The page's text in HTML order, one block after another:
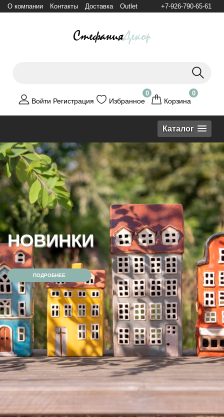
О компании Контакты Доставка +7-926-790-65-61
Outlet
Войти Регистрация Избранное
0
Корзина
0
Каталог
АУТЛЕТ — СКИДКА 40%
ПОДРОБНЕЕ